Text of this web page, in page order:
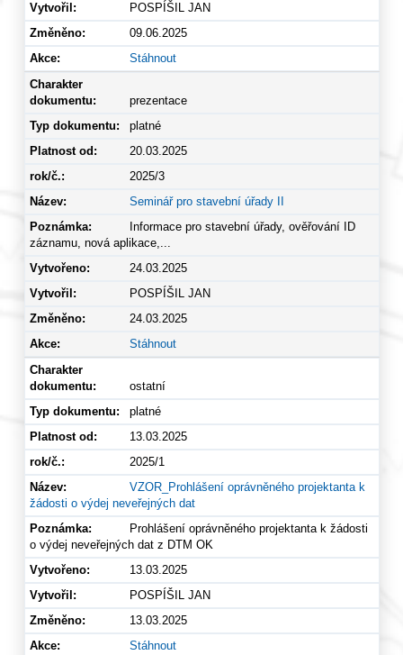
POSPÍŠIL JAN
09.06.2025
Stáhnout
prezentace
platné
20.03.2025
2025/3
Seminář pro stavební úřady II
Informace pro stavební úřady, ověřování ID
záznamu, nová aplikace,...
24.03.2025
POSPÍŠIL JAN
24.03.2025
Stáhnout
ostatní
platné
13.03.2025
2025/1
VZOR_Prohlášení oprávněného projektanta k
žádosti o výdej neveřejných dat
Prohlášení oprávněného projektanta k žádosti
o výdej neveřejných dat z DTM OK
13.03.2025
POSPÍŠIL JAN
13.03.2025
Stáhnout